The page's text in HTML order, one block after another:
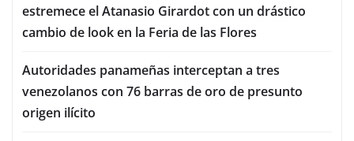
estremece el Atanasio Girardot con un drástico
cambio de look en la Feria de las Flores
Autoridades panameñas interceptan a tres
venezolanos con 76 barras de oro de presunto
origen ilícito